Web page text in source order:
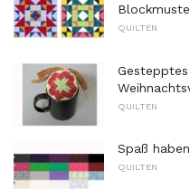
QUILTEN
QUILTEN
Spaß
QUILTEN